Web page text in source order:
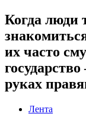
Когда люди
их часто
руках
Лента